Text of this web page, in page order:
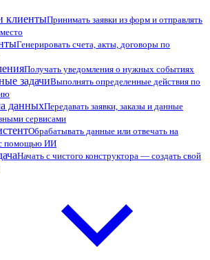
клиентыПринимать заявки из форм и отправлять
Генерировать счета, акты, договоры по
Получать уведомления о нужных событиях
задачиВыполнять определенные действия по
данныхПередавать заявки, заказы и данные
сервисами
Обрабатывать данные или отвечать на
помощью ИИ
Начать с чистого конструктора — создать свой